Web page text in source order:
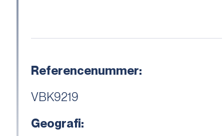
Referencenummer:
VBK9219
Geografi: